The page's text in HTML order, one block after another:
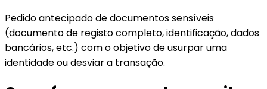
Pedido antecipado de documentos sensíveis
(documento de registo completo, identificação, dados
bancários, etc.) com o objetivo de usurpar uma
identidade ou desviar a transação.